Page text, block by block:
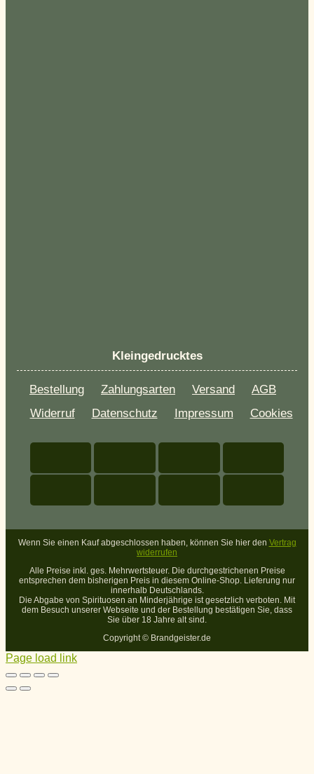
Kleingedrucktes
Bestellung Zahlungsarten Versand
AGB
Widerruf
Datenschutz Impressum Cookies
Wenn Sie einen Kauf abgeschlossen haben, können Sie hier den Vertrag
widerrufen
Alle Preise inkl. ges. Mehrwertsteuer. Die durchgestrichenen Preise
entsprechen dem bisherigen Preis in diesem Online-Shop. Lieferung nur
innerhalb Deutschlands.
Die Abgabe von Spirituosen an Minderjährige ist gesetzlich verboten. Mit
dem Besuch unserer Webseite und der Bestellung bestätigen Sie, dass
Sie über 18 Jahre alt sind.
Copyright © Brandgeister.de
Page load link